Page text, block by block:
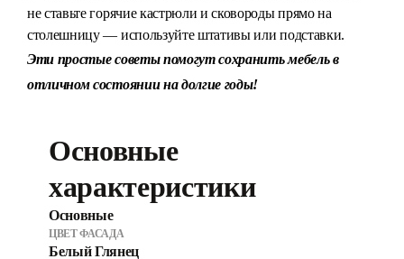
не ставьте горячие кастрюли и сковороды прямо на
столешницу — используйте штативы или подставки.
Эти простые советы помогут сохранить мебель в
отличном состоянии на долгие годы!
Основные
характеристики
Основные
ЦВЕТ ФАСАДА
Белый Глянец